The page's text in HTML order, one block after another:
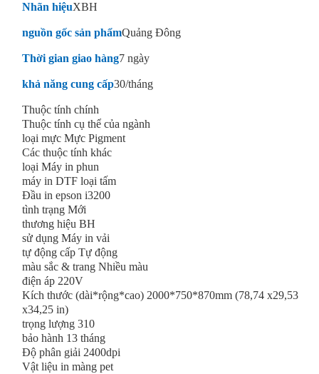
Nhãn hiệuXBH
nguồn gốc sản phẩmQuảng Đông
Thời gian giao hàng7 ngày
khả năng cung cấp30/tháng
Thuộc tính chính
Thuộc tính cụ thể của ngành
loại mực Mực Pigment
Các thuộc tính khác
loại Máy in phun
máy in DTF loại tấm
Đầu in epson i3200
tình trạng Mới
thương hiệu BH
sử dụng Máy in vải
tự động cấp Tự động
màu sắc & trang Nhiều màu
điện áp 220V
Kích thước (dài*rộng*cao) 2000*750*870mm (78,74 x29,53
x34,25 in)
trọng lượng 310
bảo hành 13 tháng
Độ phân giải 2400dpi
Vật liệu in màng pet